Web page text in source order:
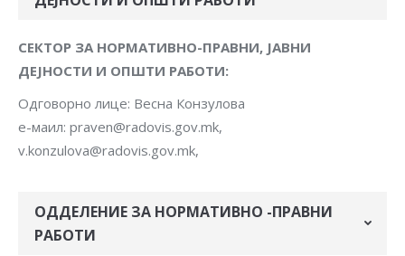
СЕКТОР ЗА НОРМАТИВНО-ПРАВНИ, ЈАВНИ
ДЕЈНОСТИ И ОПШТИ РАБОТИ:
Одговорно лице: Весна Конзулова
е-маил: praven@radovis.gov.mk,
v.konzulova@radovis.gov.mk,
ОДДЕЛЕНИЕ ЗА НОРМАТИВНО -ПРАВНИ
РАБОТИ